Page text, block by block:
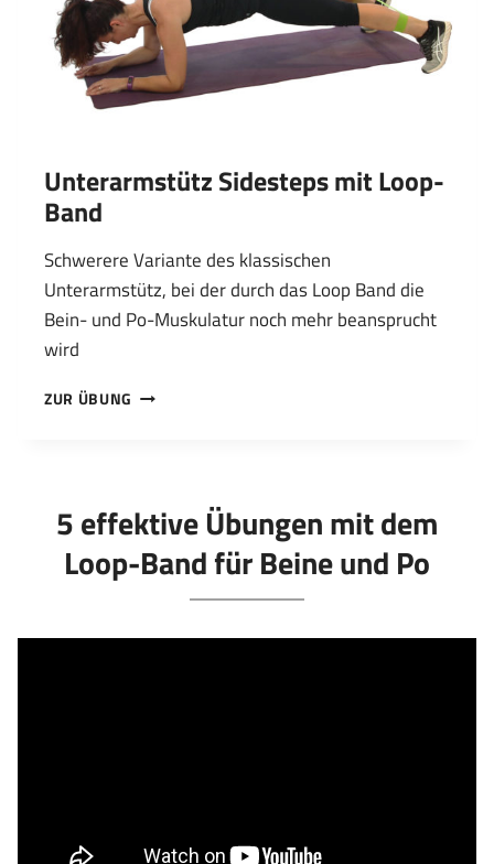
Unterarmstütz Sidesteps mit Loop-
Band
Schwerere Variante des klassischen
Unterarmstütz, bei der durch das Loop Band die
Bein- und Po-Muskulatur noch mehr beansprucht
wird
ZUR ÜBUNG UNTERARMSTÜTZ
5 effektive Übungen mit dem
Loop-Band für Beine und Po